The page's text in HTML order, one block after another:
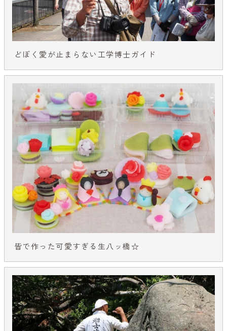
どぼく愛が止まらない工学博士ガイド
皆で作った可愛すぎる生八ッ橋☆